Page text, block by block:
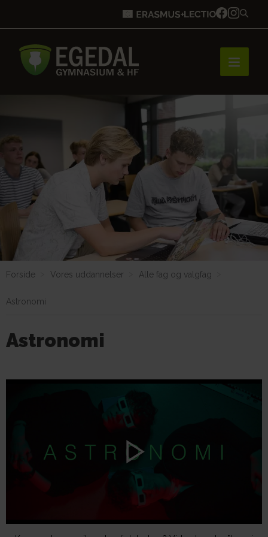
Brobygning
Vores uddannelser
Forside Vores uddannelser Alle fag og valgfag
Astronomi
Astronomi